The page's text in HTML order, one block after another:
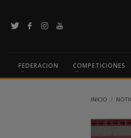
FEDERACION COMPETICIONES
INICIO